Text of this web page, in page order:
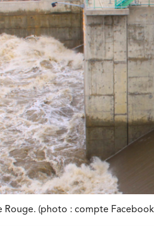
Rouge. (photo : compte